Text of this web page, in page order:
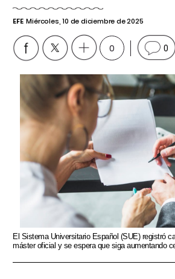
EFE Miércoles, 10 de diciembre de 2025
0 0
El Sistema Universitario Español (SUE) registró
máster oficial y se espera que siga aumentando